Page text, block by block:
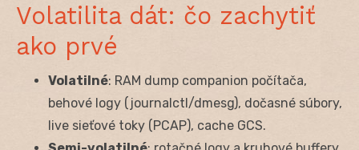
Volatilita dát: čo zachytiť
ako prvé
Volatilné: RAM dump companion počítača,
behové logy (journalctl/dmesg), dočasné súbory,
live sieťové toky (PCAP), cache GCS.